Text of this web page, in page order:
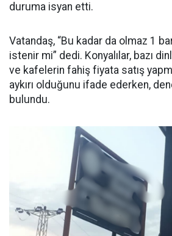
duruma isyan etti.
Vatandaş, “Bu kadar da olmaz 1
istenir mi” dedi. Konyalılar, bazı
ve kafelerin fahiş fiyata satış
aykırı olduğunu ifade ederken,
bulundu.